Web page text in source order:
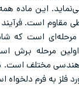
این ماده
مقاوم است.
است که
مرحله برش
مختلف است.
به فرم دلخواه